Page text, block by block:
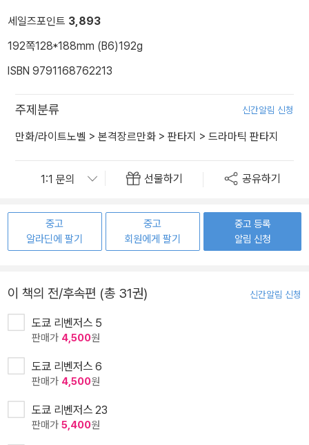
세일즈포인트 3,893
192쪽128*188mm (B6)192g
ISBN 9791168762213
주제분류 신간알림 신청
만화/라이트노벨 > 본격장르만화 > 판타지 > 드라마틱 판타지
선물하기 공유하기
중고
알라딘에 팔기
중고
회원에게 팔기
중고 등록
알림 신청
이 책의 전/후속편 (총 31권) 신간알림 신청
도쿄 리벤저스 5
판매가 4,500원
도쿄 리벤저스 6
판매가 4,500원
도쿄 리벤저스 23
판매가 5,400원